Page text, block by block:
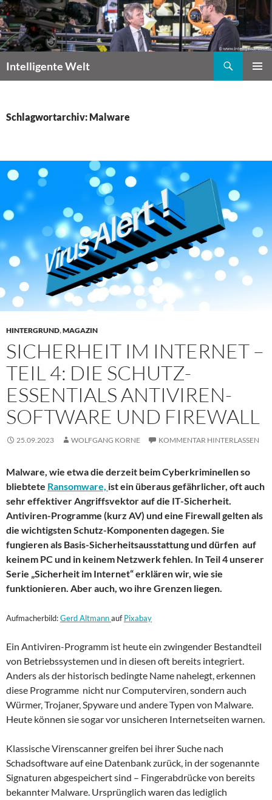
Zum
Inhalt
springen
Intelligente Welt
Schlagwortarchiv: Malware
HINTERGRUND,MAGAZIN
SICHERHEIT IM INTERNET –
TEIL 4: DIE SCHUTZ-
ESSENTIALS ANTIVIREN-
SOFTWARE UND FIREWALL
25.09.2023 WOLFGANG KORNE KOMMENTAR HINTERLASSEN
Malware, wie etwa die derzeit beim Cyberkriminellen so
bliebtete Ransomware, ist ein überaus gefährlicher, oft auch
sehr effektiver Angriffsvektor auf die IT-Sicherheit.
Antiviren-Programme (kurz AV) und eine Firewall gelten als
die wichtigsten Schutz-Komponenten dagegen. Sie
fungieren als Basis-Sicherheitsausstattung und dürfen auf
keinem PC und in keinem Netzwerk fehlen. In Teil 4 unserer
Serie „Sicherheit im Internet“ erklären wir, wie sie
funktionieren. Aber auch, wo ihre Grenzen liegen.
Aufmacherbild:Gerd AltmannaufPixabay
Ein Antiviren-Programm ist heute ein zwingender Bestandteil
von Betriebssystemen und in diesen oft bereits integriert.
Anders als der historisch bedingte Name nahelegt, erkennen
diese Programme nicht nur Computerviren, sondern auch
Würmer, Trojaner, Spyware und andere Typen von Malware.
Heute können sie sogar vor unsicheren Internetseiten warnen.
Klassische Virenscanner greifen bei ihrer Suche nach
Schadsoftware auf eine Datenbank zurück, in der sogenannte
Signaturen abgespeichert sind – Fingerabdrücke von bereits
bekannter Malware. Ursprünglich waren das lediglich